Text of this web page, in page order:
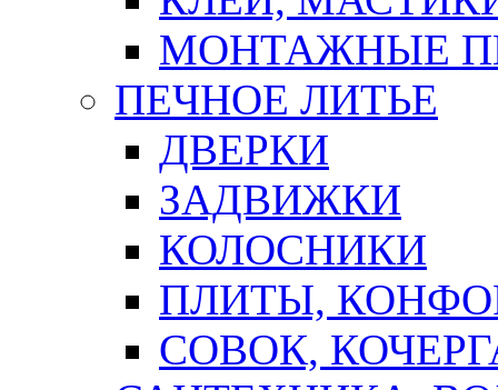
МОНТАЖНЫЕ
ПЕЧНОЕ ЛИТЬЕ
ДВЕРКИ
ЗАДВИЖКИ
КОЛОСНИКИ
ПЛИТЫ,
СОВОК,